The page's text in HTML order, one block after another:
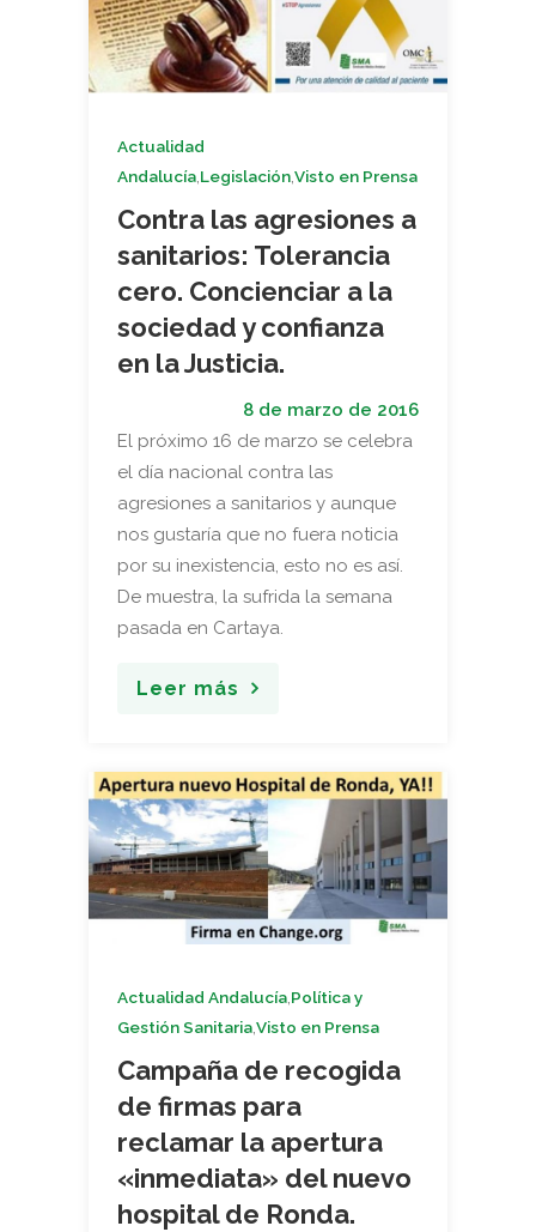
Actualidad
Andalucía,Legislación,Visto en Prensa
Contra las agresiones a
sanitarios: Tolerancia
cero. Concienciar a la
sociedad y confianza
en la Justicia.
8 de marzo de 2016
El próximo 16 de marzo se celebra
el día nacional contra las
agresiones a sanitarios y aunque
nos gustaría que no fuera noticia
por su inexistencia, esto no es así.
De muestra, la sufrida la semana
pasada en Cartaya.
Leer más
Actualidad Andalucía,Política y
Gestión Sanitaria,Visto en Prensa
Campaña de recogida
de firmas para
reclamar la apertura
«inmediata» del nuevo
hospital de Ronda.